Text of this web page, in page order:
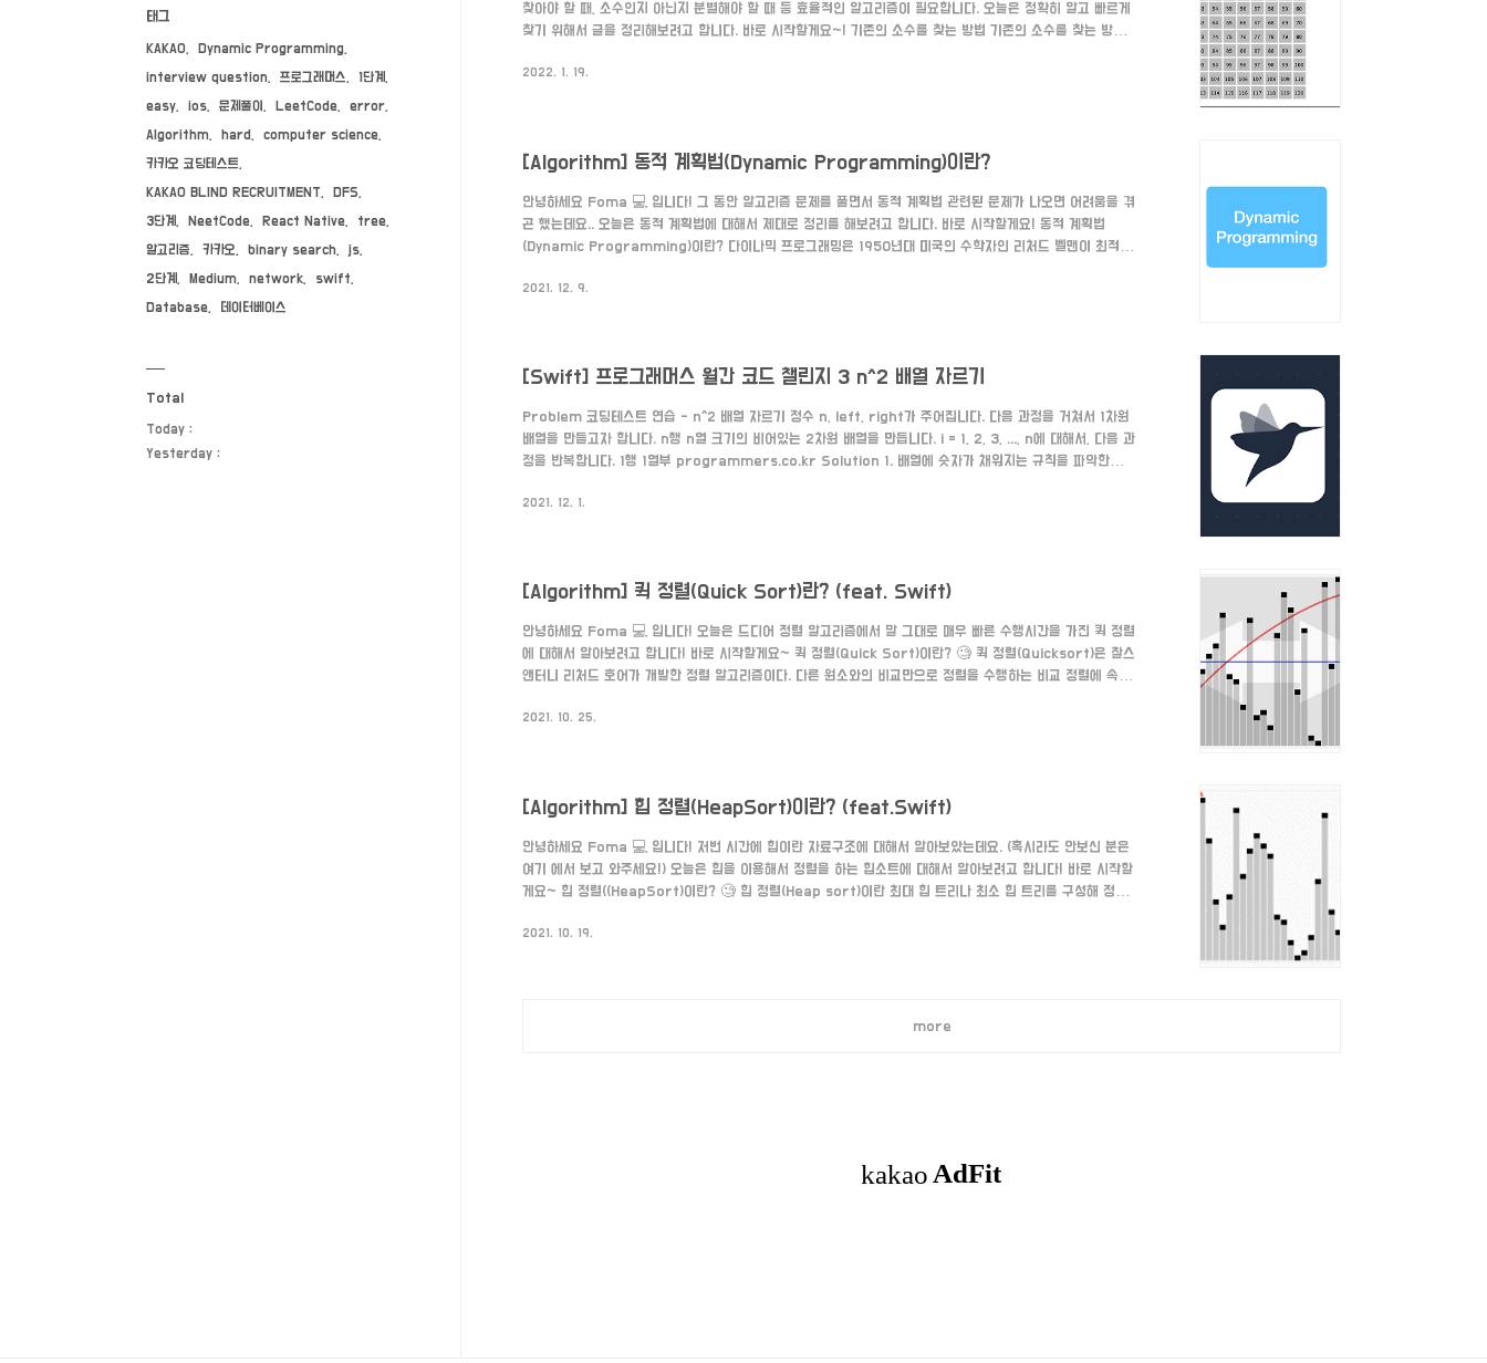
찾아야 할 때, 소수인지 아닌지 분별해야 할 때 등 효율적인 알고리즘이 필요합니다. 오늘은 정확히 알고 빠르게
찾기 위해서 글을 정리해보려고 합니다. 바로 시작할게요~! 기존의 소수를 찾는 방법 기존의 소수를 찾는 방법
지만 이런 방법은 숫자가 커지면 커질수록 비효율적이기 때문에 시간이 오래 걸리게 됩니다. 그러므로 효율적인
2022. 1. 19.
[Algorithm] 동적 계획법(Dynamic Programming)이란?
안녕하세요 Foma 💻 입니다! 그 동안 알고리즘 문제를 풀면서 동적 계획법 관련된 문제가 나오면 어려움을 겪
곤 했는데요.. 오늘은 동적 계획법에 대해서 제대로 정리를 해보려고 합니다. 바로 시작할게요! 동적 계획법
(Dynamic Programming)이란? 다이나믹 프로그래밍은 1950년대 미국의 수학자인 리처드 벨맨이 최적화
어 푸는 방법을 말하며 이것은 부분 문제 반복과 최적 부분 구조를 가지고 있는 알고리즘을 일반적인 방법에 비
2021. 12. 9.
[Swift] 프로그래머스 월간 코드 챌린지 3 n^2 배열 자르기
Problem 코딩테스트 연습 - n^2 배열 자르기 정수 n, left, right가 주어집니다. 다음 과정을 거쳐서 1차원
배열을 만들고자 합니다. n행 n열 크기의 비어있는 2차원 배열을 만듭니다. i = 1, 2, 3, ..., n에 대해서, 다음 과
정을 반복합니다. 1행 1열부 programmers.co.kr Solution 1. 배열에 숫자가 채워지는 규칙을 파악한다.
이고 i가 5라면 5번째 행은 5가 5개가 먼저 채워집니다. -> [5,5,5,5,5] 그리고 6(5+1)부터 10까지 채워집니
2021. 12. 1.
[Algorithm] 퀵 정렬(Quick Sort)란? (feat. Swift)
안녕하세요 Foma 💻 입니다! 오늘은 드디어 정렬 알고리즘에서 말 그대로 매우 빠른 수행시간을 가진 퀵 정렬
에 대해서 알아보려고 합니다! 바로 시작할게요~ 퀵 정렬(Quick Sort)이란? 🧐 퀵 정렬(Quicksort)은 찰스
앤터니 리처드 호어가 개발한 정렬 알고리즘이다. 다른 원소와의 비교만으로 정렬을 수행하는 비교 정렬에 속한
같이 분할 정복 알고리즘에 속하고 평균적으로 매우 빠른 수행속도를 자랑합니다. 퀵 정렬 과정 🔨 퀵 정렬을 하
2021. 10. 25.
[Algorithm] 힙 정렬(HeapSort)이란? (feat.Swift)
안녕하세요 Foma 💻 입니다! 저번 시간에 힙이란 자료구조에 대해서 알아보았는데요. (혹시라도 안보신 분은
여기 에서 보고 와주세요!) 오늘은 힙을 이용해서 정렬을 하는 힙소트에 대해서 알아보려고 합니다! 바로 시작할
게요~ 힙 정렬((HeapSort)이란? 🧐 힙 정렬(Heap sort)이란 최대 힙 트리나 최소 힙 트리를 구성해 정렬
면 된다. - 위키 백과 - 즉, 힙을 이용해서 정렬을 하는 방식이에요. 힙 정렬 과정 🔨 힙 정렬 과정은 힙에서 삭
2021. 10. 19.
more
태그
KAKAO
Dynamic Programming
interview question
프로그래머스
1단계
easy
ios 문제풀이 LeetCode
error
Algorithm
hard
computer science
카카오 코딩테스트
KAKAO BLIND RECRUITMENT
DFS
3단계
NeetCode React Native
tree
알고리즘
카카오 binary search
js
2단계
Medium network
swift
Database
데이터베이스
Total
Today :
Yesterday :